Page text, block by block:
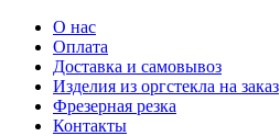
О нас
Оплата
Доставка и самовывоз
Изделия из оргстекла на заказ
Фрезерная резка
Контакты